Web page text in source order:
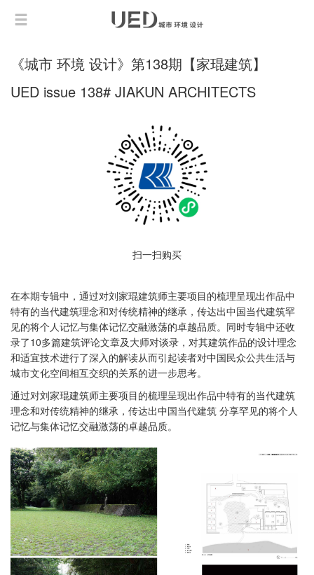
《城市 环境 设计》第138期【家琨建筑】
UED issue 138# JIAKUN ARCHITECTS
扫一扫购买
在本期专辑中，通过对刘家琨建筑师主要项目的梳理呈现出作品中
特有的当代建筑理念和对传统精神的继承，传达出中国当代建筑罕
见的将个人记忆与集体记忆交融激荡的卓越品质。同时专辑中还收
录了10多篇建筑评论文章及大师对谈录，对其建筑作品的设计理念
和适宜技术进行了深入的解读从而引起读者对中国民众公共生活与
城市文化空间相互交织的关系的进一步思考。
通过对刘家琨建筑师主要项目的梳理呈现出作品中特有的当代建筑
理念和对传统精神的继承，传达出中国当代建筑 分享罕见的将个人
记忆与集体记忆交融激荡的卓越品质。